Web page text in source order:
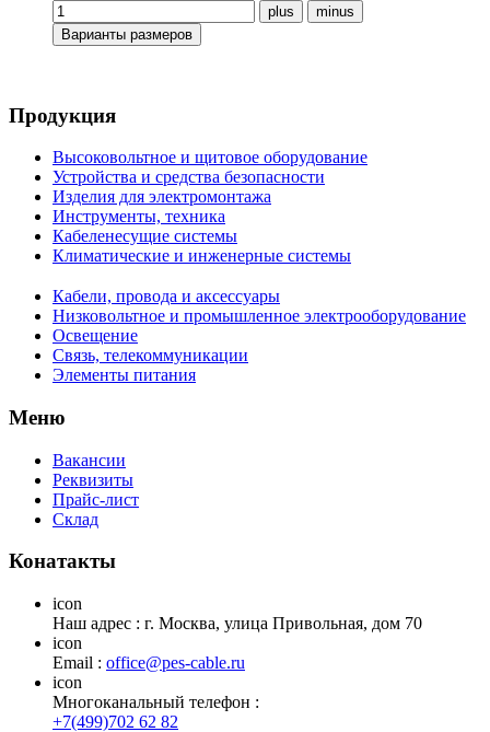
Продукция
Высоковольтное и щитовое оборудование
Устройства и средства безопасности
Изделия для электромонтажа
Инструменты, техника
Кабеленесущие системы
Климатические и инженерные системы
Кабели, провода и аксессуары
Низковольтное и промышленное электрооборудование
Освещение
Связь, телекоммуникации
Элементы питания
Меню
Вакансии
Реквизиты
Прайс-лист
Склад
Конатакты
icon
Наш адрес : г. Москва, улица Привольная, дом 70
icon
Email : office@pes-cable.ru
icon
Многоканальный телефон :
+7(499)702 62 82